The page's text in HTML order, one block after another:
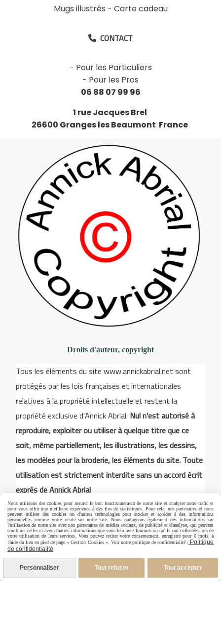
Mugs illustrés - Carte cadeau
 CONTACT
- Pour les Particuliers
- Pour les Pros
06 88 07 99 96
1 rue Jacques Brel
26600 Granges les Beaumont France
Droits d'auteur, copyright
Tous les éléments du site www.annickabrial.net sont
protégés par les lois françaises et internationales
relatives à la propriété intellectuelle et restent la
propriété exclusive d'Annick Abrial. Nul n'est autorisé à
reproduire, exploiter ou utiliser à quelque titre que ce
soit, même partiellement, les illustrations, les dessins,
les modèles pour la broderie, les éléments du site. Toute
utilisation est strictement interdite sans un accord écrit
exprès de Annick Abrial
Facebook est désactivé. Autoriser
Mentions Légales
Conditions générales de vente
Politique de confidentialité
Gestion cookies
Nous utilisons des cookies pour assurer le bon fonctionnement de notre site et analyser notre trafic et
pour vous offrir une meilleure expérience à des fins de statistiques. Pour cela, nos partenaires et nous
peuvent utiliser des cookies ou d'autres technologies pour stocker et accéder à des informations
personnelles comme votre visite sur notre site. Nous partageons également des informations sur
l'utilisation de notre site avec nos partenaires de médias sociaux, de publicité et d'analyse, qui peuvent
combiner celles-ci avec d'autres informations que vous leur avez fournies ou qu'ils ont collectées lors de
votre utilisation de leurs services. Vous pouvez retirer votre consentement, enregistré pour 6 mois, à
l'aide du lien en pied de page « Gestion Cookies ». Voir notre politique de confidentialité : Politique
de confidentialité
Personnaliser Tout refuser Tout accepter